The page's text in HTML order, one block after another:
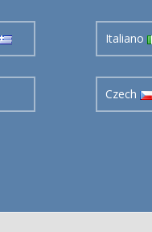
Italiano
Czech